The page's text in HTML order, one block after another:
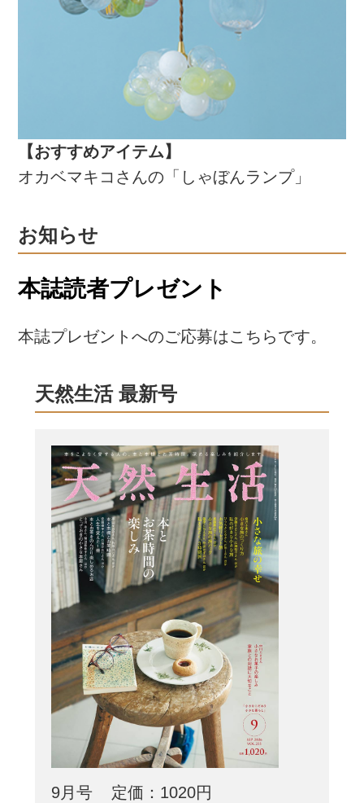
【おすすめアイテム】
オカベマキコさんの「しゃぼんランプ」
お知らせ
本誌読者プレゼント
本誌プレゼントへのご応募はこちらです。
天然生活 最新号
9月号 定価：1020円